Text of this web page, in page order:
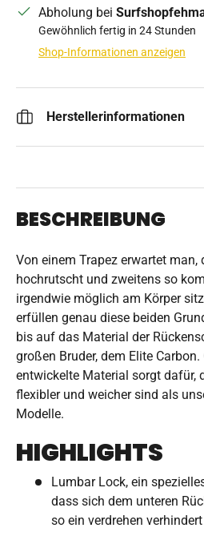
Abholung bei
Gewöhnlich fertig in 24 Stunden
Shop-Informationen anzeigen
Herstellerinformationen
BESCHREIBUNG
Von einem Trapez erwartet man,
hochrutscht und zweitens so
irgendwie möglich am Körper
erfüllen genau diese beiden
bis auf das Material der
großen Bruder, dem Elite
entwickelte Material sorgt dafür,
flexibler und weicher sind als
Modelle.
HIGHLIGHTS
Lumbar Lock, ein
dass sich dem unteren
so ein verdrehen verhindert